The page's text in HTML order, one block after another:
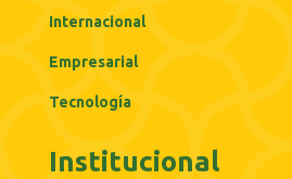
Internacional
Empresarial
Tecnología
Institucional